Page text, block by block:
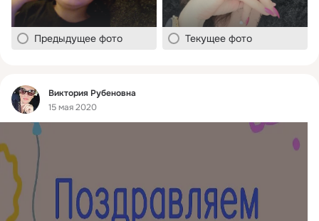
Предыдущее фото Текущее фото
Фид
Виктория Рубеновна
15 мая 2020